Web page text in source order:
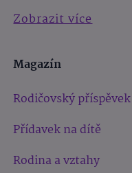
Zobrazit více
Magazín
Rodičovský příspěvek
Přídavek na dítě
Rodina a vztahy